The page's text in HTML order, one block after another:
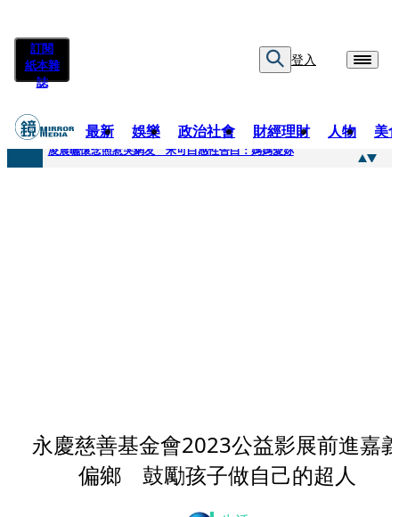
訂閱
紙本雜
誌
登入
最新 娛樂 政治社會 財經理財 人物 美
快訊
凌晨曬懷念照惹哭網友 米可白感性告白：媽媽愛妳
永慶慈善基金會2023公益影展前進嘉
偏鄉 鼓勵孩子做自己的超人